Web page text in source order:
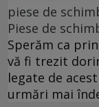
piese de
Piese de
Sperăm ca
vă fi trezit
legate de
urmări mai